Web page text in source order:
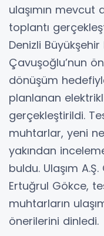
ulaşımın
toplantı
Denizli
Çavuşoğlu’nun
dönüşüm
planlanan
gerçekleştirildi.
muhtarlar, yeni
yakından
buldu. Ulaşım
Ertuğrul Gökce,
muhtarların
önerilerini dinledi.